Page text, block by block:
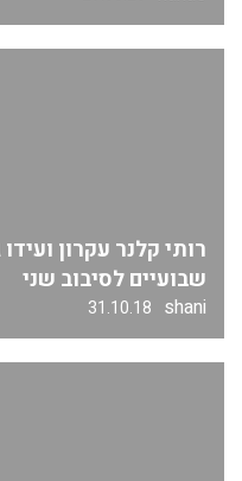
רותי קלנר עקרון
שבועיים לסיבוב שני
shani
31.10.18